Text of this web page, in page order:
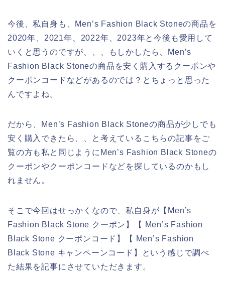
今後、私自身も、Men’s Fashion Black Stoneの商品を
2020年、2021年、2022年、2023年と今後も愛用して
いくと思うのですが、、、もしかしたら、Men’s
Fashion Black Stoneの商品を安く購入するクーポンや
クーポンコードなどがあるのでは？とちょっと思った
んですよね。
だから、Men’s Fashion Black Stoneの商品が少しでも
安く購入できたら、、と考えているこちらの記事をご
覧の方も私と同じようにMen’s Fashion Black Stoneの
クーポンやクーポンコードなどを探しているのかもし
れません。
そこで今回はせっかくなので、私自身が【Men’s
Fashion Black Stone クーポン】【 Men’s Fashion
Black Stone クーポンコード】【 Men’s Fashion
Black Stone キャンペーンコード】という感じで調べ
た結果を記事にさせていただきます。